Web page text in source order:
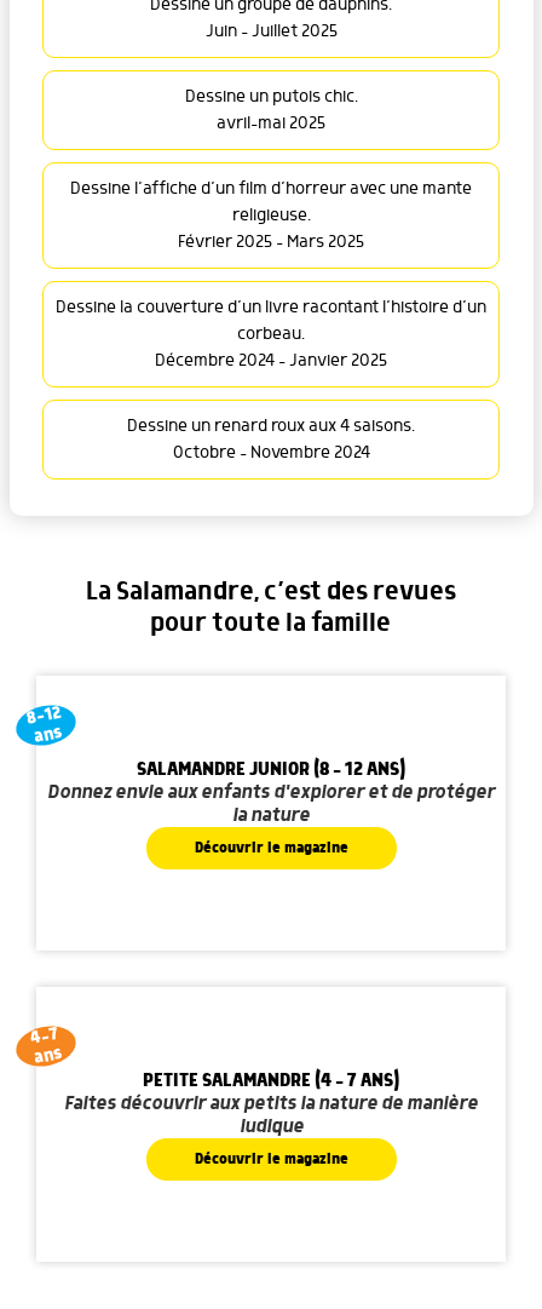
Dessine un groupe de dauphins.
Juin - Juillet 2025
Dessine un putois chic.
avril-mai 2025
Dessine l’affiche d’un film d’horreur avec une mante
religieuse.
Février 2025 - Mars 2025
Dessine la couverture d’un livre racontant l’histoire d’un
corbeau.
Décembre 2024 - Janvier 2025
Dessine un renard roux aux 4 saisons.
Octobre - Novembre 2024
La Salamandre, c’est des revues
pour toute la famille
8-12
ans
SALAMANDRE JUNIOR (8 - 12 ANS)
Donnez envie aux enfants d'explorer et de protéger
la nature
Découvrir le magazine
4-7
ans
PETITE SALAMANDRE (4 - 7 ANS)
Faites découvrir aux petits la nature de manière
ludique
Découvrir le magazine